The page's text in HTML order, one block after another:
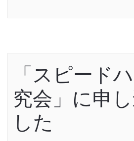
「スピード
究会」に申
した